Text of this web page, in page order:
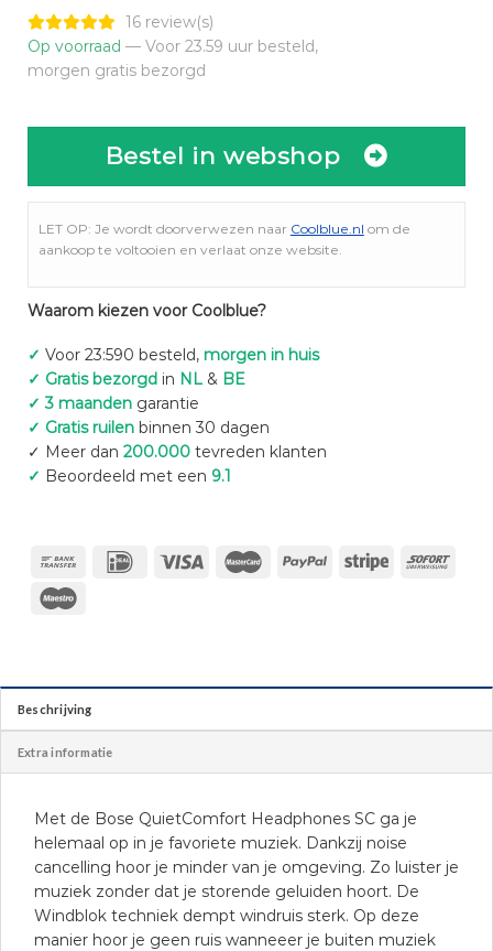
16 review(s)
Op voorraad — Voor 23.59 uur besteld,
morgen gratis bezorgd
Bestel in webshop
LET OP: Je wordt doorverwezen naar Coolblue.nl om de
aankoop te voltooien en verlaat onze website.
Waarom kiezen voor Coolblue?
✓ Voor 23:590 besteld, morgen in huis
✓ Gratis bezorgd in NL& BE
✓ 3 maanden garantie
✓ Gratis ruilenbinnen 30 dagen
✓ Meer dan 200.000tevreden klanten
✓ Beoordeeld met een 9.1
Beschrijving
Extra informatie
Met de Bose QuietComfort Headphones SC ga je
helemaal op in je favoriete muziek. Dankzij noise
cancelling hoor je minder van je omgeving. Zo luister je
muziek zonder dat je storende geluiden hoort. De
Windblok techniek dempt windruis sterk. Op deze
manier hoor je geen ruis wanneeer je buiten muziek